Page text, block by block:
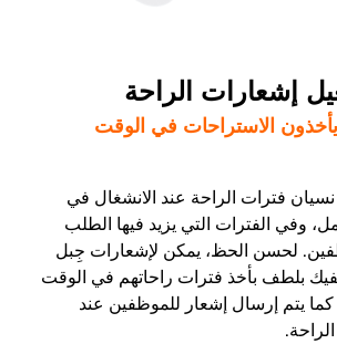
إشعارات الراحة
يأخذون الاستراحات في الوقت
فترات الراحة عند الانشغال في
وفي الفترات التي يزيد فيها الطلب
لحسن الحظ، يمكن لإشعارات جِبل
بلطف بأخذ فترات راحاتهم في الوقت
كما يتم إرسال إشعار للموظفين عند